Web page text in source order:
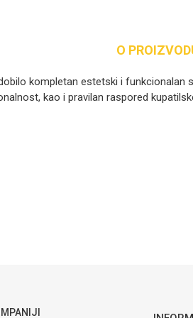
O
kompletan estetski i funkcionalan
kao i pravilan raspored